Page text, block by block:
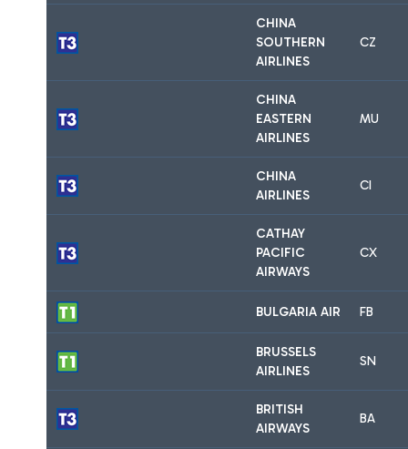
CHINA
SOUTHERN
AIRLINES
CZ
CHINA
EASTERN
AIRLINES
MU
CHINA
AIRLINES
CI
CATHAY
PACIFIC
AIRWAYS
CX
BULGARIA AIR FB
BRUSSELS
AIRLINES
SN
BRITISH
AIRWAYS
BA